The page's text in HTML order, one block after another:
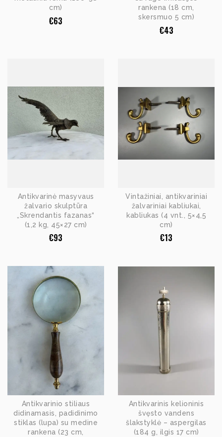
cm)
€63
rankena (18 cm,
skersmuo 5 cm)
€43
Antikvarinė masyvaus
žalvario skulptūra
„Skrendantis fazanas“
(1,2 kg, 45×27 cm)
€93
Vintažiniai, antikvariniai
žalvariniai kabliukai,
kabliukas (4 vnt., 5×4,5
cm)
€13
Antikvarinio stiliaus
didinamasis, padidinimo
stiklas (lupa) su medine
rankena (23 cm,
Antikvarinis kelioninis
švęsto vandens
šlakstyklė – aspergilas
(184 g, ilgis 17 cm)